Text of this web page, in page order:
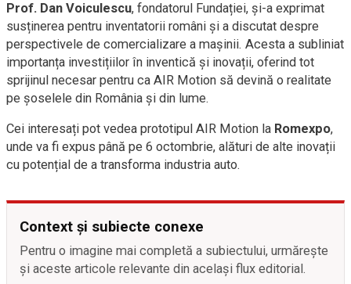
Prof. Dan Voiculescu, fondatorul Fundației, și-a exprimat
susținerea pentru inventatorii români și a discutat despre
perspectivele de comercializare a mașinii. Acesta a subliniat
importanța investițiilor în inventică și inovații, oferind tot
sprijinul necesar pentru ca AIR Motion să devină o realitate
pe șoselele din România și din lume.
Cei interesați pot vedea prototipul AIR Motion la Romexpo,
unde va fi expus până pe 6 octombrie, alături de alte inovații
cu potențial de a transforma industria auto.
Context și subiecte conexe
Pentru o imagine mai completă a subiectului, urmărește
și aceste articole relevante din același flux editorial.